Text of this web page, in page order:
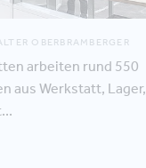
OBERBRAMBERGER
arbeiten rund 550
aus Werkstatt, Lager,